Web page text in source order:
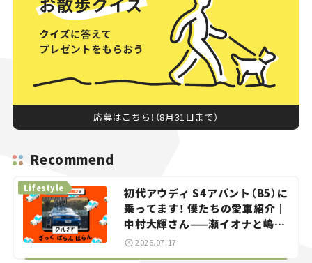
応募はこちら！（8月31日まで）
Recommend
初代アウディ S4アバント（B5）に
乗ってます！ 僕たちの愛車紹介｜
中村大輝さん——瀬イオナと嶋田
智之の「クルマでざっくばらんば
らん！」＃20
Lifestyle
2026.07.17